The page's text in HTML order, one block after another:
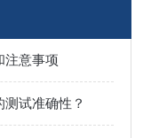
注意事项
试准确性？